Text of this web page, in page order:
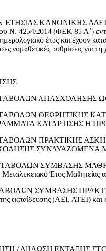
ΚΑΝΟΝΙΚΗΣ ΑΔΕΙΑΣ: Με
4254/2014 (ΦΕΚ 85 Α΄) εντός
έτος και έχουν
νομοθετικές ρυθμίσεις για
ΘΕΩΡΗΤΙΚΗΣ
ΚΑΤΑΡΤΙΣΗΣ Η
ΠΡΑΚΤΙΚΗΣ
ΣΥΝΔΥΑΖΟΜΕΝΑ
ΣΥΜΒΑΣΗΣ ΜΑΘΗΤΕΙΑΣ»
Έτος Μαθητείας
ΣΥΜΒΑΣΗΣ ΠΡΑΚΤΙΚΗΣ
εκπαίδευσης (ΑΕΙ, ΑΤΕΙ)
/ ΔΗΛΩΣΗ ΕΝΤΑΞΗΣ